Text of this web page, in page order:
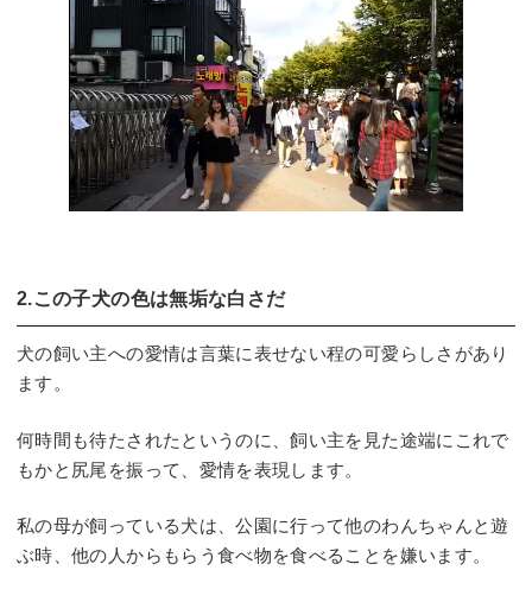
2.この子犬の色は無垢な白さだ
犬の飼い主への愛情は言葉に表せない程の可愛らしさがあり
ます。
何時間も待たされたというのに、飼い主を見た途端にこれで
もかと尻尾を振って、愛情を表現します。
私の母が飼っている犬は、公園に行って他のわんちゃんと遊
ぶ時、他の人からもらう食べ物を食べることを嫌います。